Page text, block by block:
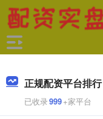
正规配资平台排行
已收录999+家平台